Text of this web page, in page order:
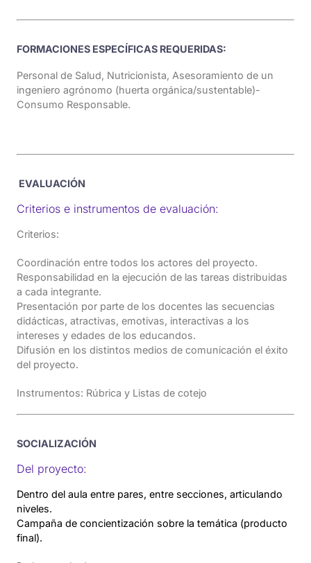
FORMACIONES ESPECÍFICAS REQUERIDAS:
Personal de Salud, Nutricionista, Asesoramiento de un
ingeniero agrónomo (huerta orgánica/sustentable)-
Consumo Responsable.
EVALUACIÓN
Criterios e instrumentos de evaluación:
Criterios:
Coordinación entre todos los actores del proyecto.
Responsabilidad en la ejecución de las tareas distribuidas
a cada integrante.
Presentación por parte de los docentes las secuencias
didácticas, atractivas, emotivas, interactivas a los
intereses y edades de los educandos.
Difusión en los distintos medios de comunicación el éxito
del proyecto.
Instrumentos: Rúbrica y Listas de cotejo
SOCIALIZACIÓN
Del proyecto:
Dentro del aula entre pares, entre secciones, articulando
niveles.
Campaña de concientización sobre la temática (producto
final).